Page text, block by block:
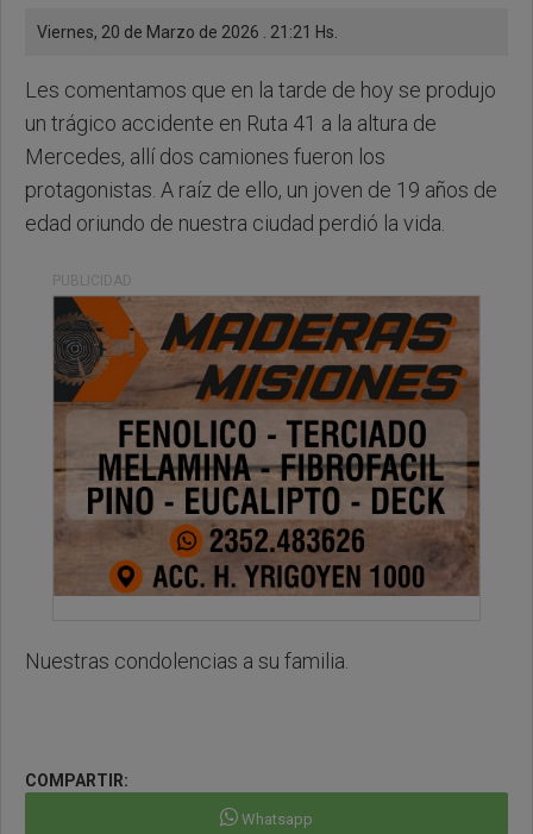
Viernes, 20 de Marzo de 2026 . 21:21 Hs.
Les comentamos que en la tarde de hoy se produjo
un trágico accidente en Ruta 41 a la altura de
Mercedes, allí dos camiones fueron los
protagonistas. A raíz de ello, un joven de 19 años de
edad oriundo de nuestra ciudad perdió la vida.
PUBLICIDAD
Nuestras condolencias a su familia.
COMPARTIR:
Whatsapp